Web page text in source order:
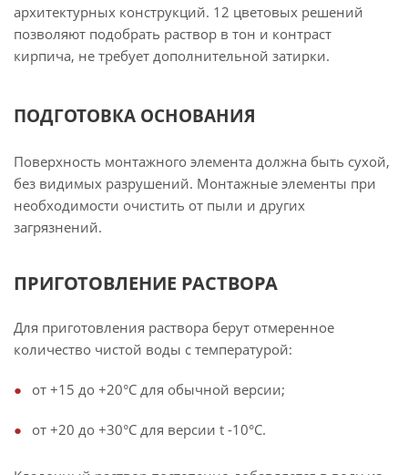
архитектурных конструкций. 12 цветовых решений
позволяют подобрать раствор в тон и контраст
кирпича, не требует дополнительной затирки.
ПОДГОТОВКА ОСНОВАНИЯ
Поверхность монтажного элемента должна быть сухой,
без видимых разрушений. Монтажные элементы при
необходимости очистить от пыли и других
загрязнений.
ПРИГОТОВЛЕНИЕ РАСТВОРА
Для приготовления раствора берут отмеренное
количество чистой воды с температурой:
от +15 до +20°C для обычной версии;
от +20 до +30°C для версии t -10°C.